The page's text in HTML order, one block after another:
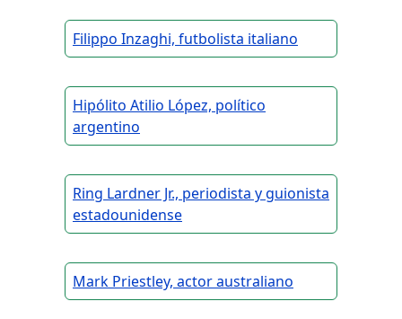
Filippo Inzaghi, futbolista italiano
Hipólito Atilio López, político
argentino
Ring Lardner Jr., periodista y guionista
estadounidense
Mark Priestley, actor australiano